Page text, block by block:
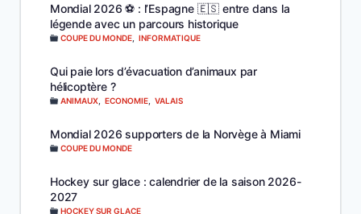
Mondial 2026 ⚽️ : l’Espagne 🇪🇸 entre dans la
légende avec un parcours historique
COUPE DU MONDE INFORMATIQUE
Qui paie lors d’évacuation d’animaux par
hélicoptère ?
ANIMAUX ECONOMIE VALAIS
Mondial 2026 supporters de la Norvège à Miami
COUPE DU MONDE
Hockey sur glace : calendrier de la saison 2026-
2027
HOCKEY SUR GLACE